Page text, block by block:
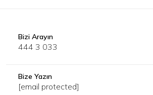
Bizi Arayın
444 3 033
Bize Yazın
[email protected]